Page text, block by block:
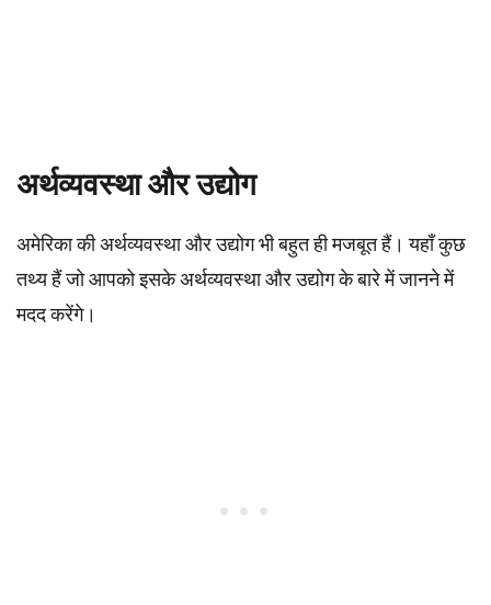
अर्थव्यवस्था और उद्योग
अमेरिका की अर्थव्यवस्था और उद्योग भी बहुत ही मजबूत हैं। यहाँ कुछ
तथ्य हैं जो आपको इसके अर्थव्यवस्था और उद्योग के बारे में जानने में
मदद करेंगे।